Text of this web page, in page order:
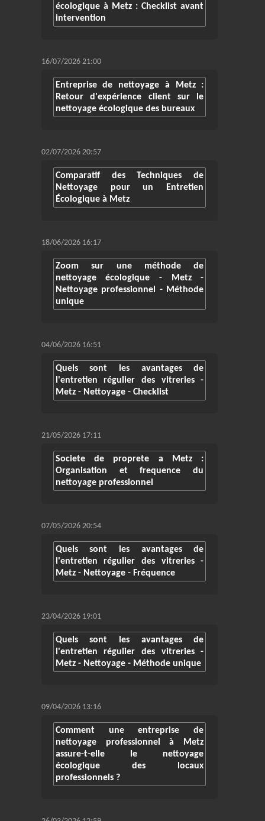
écologique à Metz : Checklist avant
intervention
16/07/2026 21:00
Entreprise de nettoyage à Metz :
Retour d'expérience client sur le
nettoyage écologique des bureaux
02/07/2026 20:57
Comparatif des Techniques de
Nettoyage pour un Entretien
Écologique à Metz
18/06/2026 16:17
Zoom sur une méthode de
nettoyage écologique - Metz -
Nettoyage professionnel - Méthode
unique
04/06/2026 16:51
Quels sont les avantages de
l'entretien régulier des vitreries -
Metz - Nettoyage - Checklist
21/05/2026 17:11
Societe de proprete a Metz :
Organisation et frequence du
nettoyage professionnel
07/05/2026 20:54
Quels sont les avantages de
l'entretien régulier des vitreries -
Metz - Nettoyage - Fréquence
23/04/2026 19:01
Quels sont les avantages de
l'entretien régulier des vitreries -
Metz - Nettoyage - Méthode unique
09/04/2026 13:16
Comment une entreprise de
nettoyage professionnel à Metz
assure-t-elle le nettoyage
écologique des locaux
professionnels ?